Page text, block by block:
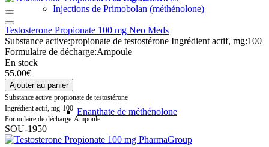
Injections de Primobolan (méthénolone)
Enanthate de méthénolone
Testosterone Propionate 100 mg Neo Meds
Substance active:propionate de testostérone Ingrédient actif, mg:100
Formulaire de décharge:Ampoule
En stock
55.00€
Ajouter au panier
Substance active propionate de testostérone
Ingrédient actif, mg 100
Formulaire de décharge Ampoule
SOU-1950